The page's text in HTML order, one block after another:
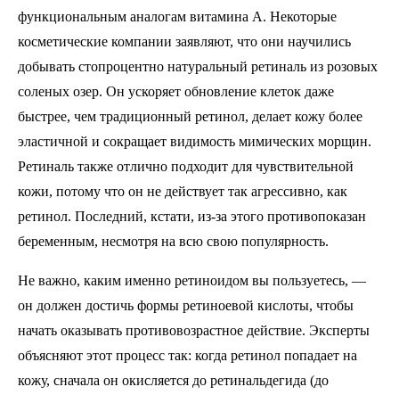
функциональным аналогам витамина А. Некоторые
косметические компании заявляют, что они научились
добывать стопроцентно натуральный ретиналь из розовых
соленых озер. Он ускоряет обновление клеток даже
быстрее, чем традиционный ретинол, делает кожу более
эластичной и сокращает видимость мимических морщин.
Ретиналь также отлично подходит для чувствительной
кожи, потому что он не действует так агрессивно, как
ретинол. Последний, кстати, из-за этого противопоказан
беременным, несмотря на всю свою популярность.
Не важно, каким именно ретиноидом вы пользуетесь, —
он должен достичь формы ретиноевой кислоты, чтобы
начать оказывать противовозрастное действие. Эксперты
объясняют этот процесс так: когда ретинол попадает на
кожу, сначала он окисляется до ретинальдегида (до